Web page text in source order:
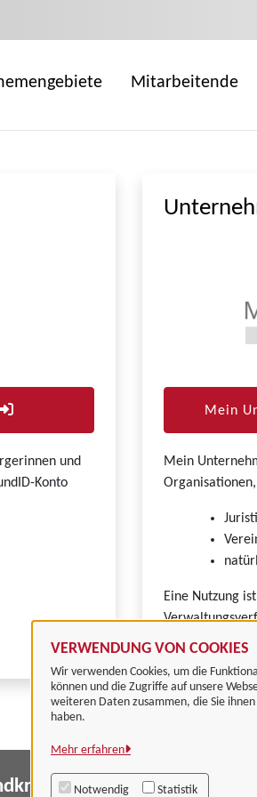
VERWENDUNG VON COOKIES
Wir verwenden Cookies, um die
können und die Zugriffe auf unsere
weiteren Daten zusammen, die Sie
haben.
Mehr erfahren
Notwendig Statistik
Mitarbeitende
und
Konto
Mein
Mein
Eine Nutzung
Göttingen